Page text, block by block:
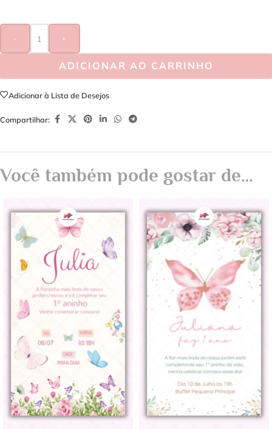
- +
ADICIONAR AO CARRINHO
Adicionar à Lista de Desejos
Compartilhar:
Você também pode gostar de…